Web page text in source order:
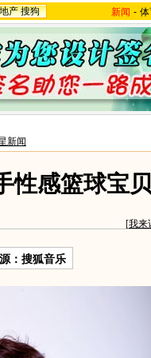
产 搜狗 新闻 -
新闻
性感篮球宝
[我来
：搜狐音乐